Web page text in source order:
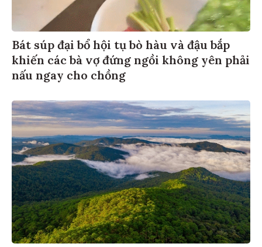
Bát súp đại bổ hội tụ bò hàu và đậu bắp
khiến các bà vợ đứng ngồi không yên phải
nấu ngay cho chồng